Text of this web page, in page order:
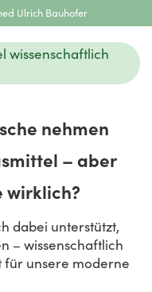
Ulrich Bauhofer
wissenschaftlich
nehmen
– aber
wirklich?
dabei unterstützt,
– wissenschaftlich
unsere moderne